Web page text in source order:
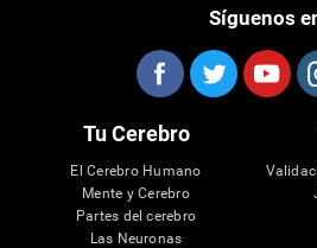
Síguenos
Tu Cerebro
El Cerebro Humano
Mente y Cerebro
Partes del cerebro
Las Neuronas